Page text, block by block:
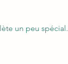
un peu spécial.